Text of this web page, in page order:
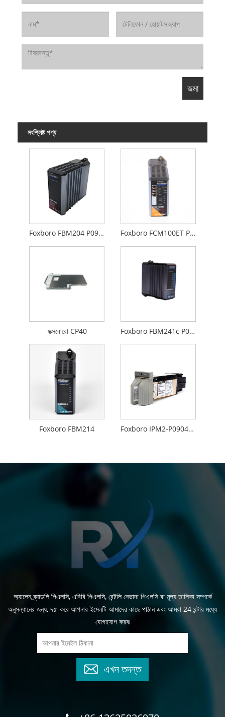
সংশ্লিষ্ট পণ্য
Foxboro FBM204 P0914SY Foxboro FCM100ET P0926GS
ফক্সবোরো CP40 Foxboro FBM241c P0914WM
Foxboro FBM214 Foxboro IPM2-P0904HA
অ্যালেন ব্র্যাডলি পিএলসি, এবিবি পিএলসি, বেন্টলি নেভাদা পিএলসি বা মূল্য তালিকা সম্পর্কে
অনুসন্ধানের জন্য, দয়া করে আপনার ইমেলটি আমাদের কাছে পাঠান এবং আমরা 24 ঘন্টার মধ্যে
যোগাযোগ করব৷
এখন তদন্ত